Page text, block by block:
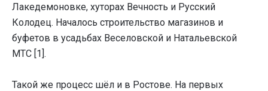
Лакедемоновке, хуторах Вечность и Русский
Колодец. Началось строительство магазинов и
буфетов в усадьбах Веселовской и Натальевской
МТС [1].
Такой же процесс шёл и в Ростове. На первых